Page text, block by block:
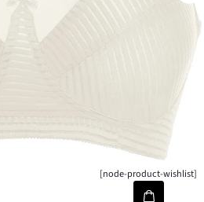
[node-product-wishlist]